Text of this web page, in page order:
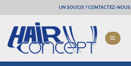
au
contenu
UN SOUCIS ? CONTACTEZ-NOUS